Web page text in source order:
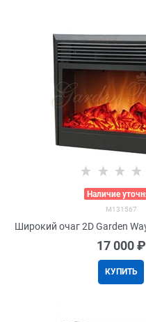
Наличие
M131567
Широкий очаг 2D Garden
17 000 ₽
КУПИТЬ